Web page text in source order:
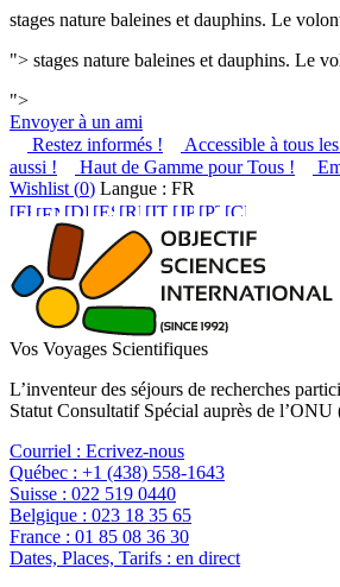
stages nature baleines et dauphins. Le
"> stages nature baleines et dauphins. Le
">
Envoyer à un ami
Restez informés !
Accessible à tous
aussi !
Haut de Gamme pour Tous !
Wishlist (0) Langue : FR
Vos Voyages Scientifiques
L’inventeur des séjours de recherches
Statut Consultatif Spécial auprès de
Courriel : Ecrivez-nous
Québec : +1 (438) 558-1643
Suisse : 022 519 0440
Belgique : 023 18 35 65
France : 01 85 08 36 30
Dates, Places, Tarifs : en direct